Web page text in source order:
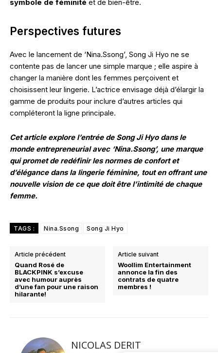
symbole de féminité et de bien-être.
Perspectives futures
Avec le lancement de ‘Nina.Ssong’, Song Ji Hyo ne se
contente pas de lancer une simple marque ; elle aspire à
changer la manière dont les femmes perçoivent et
choisissent leur lingerie. L’actrice envisage déjà d’élargir la
gamme de produits pour inclure d’autres articles qui
compléteront la ligne principale.
Cet article explore l’entrée de Song Ji Hyo dans le
monde entrepreneurial avec ‘Nina.Ssong’, une marque
qui promet de redéfinir les normes de confort et
d’élégance dans la lingerie féminine, tout en offrant une
nouvelle vision de ce que doit être l’intimité de chaque
femme.
TAGS : Nina.Ssong Song Ji Hyo
Article précédent
Quand Rosé de
BLACKPINK s’excuse
avec humour auprès
d’une fan pour une raison
hilarante!
Article suivant
Woollim Entertainment
annonce la fin des
contrats de quatre
membres !
NICOLAS DERIT